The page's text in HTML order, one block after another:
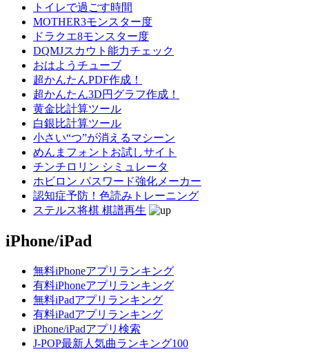
トイレで過ごす時間
MOTHER3モンスター度
ドラクエ8モンスター度
DQMJスカウト能力チェック
おはようチューブ
超かんたんPDF作成！
超かんたん3D円グラフ作成！
黄金比計算ツール
白銀比計算ツール
小さい“つ”が消えるマシーン
めんまフォントお試しサイト
チンチロリン シミュレータ
ホビロン パスワード強化メーカー
認知症予防！色読みトレーニング
ステルス将棋 棋譜再生
iPhone/iPad
無料iPhoneアプリランキング
有料iPhoneアプリランキング
無料iPadアプリランキング
有料iPadアプリランキング
iPhone/iPadアプリ検索
J-POP最新人気曲ランキング100